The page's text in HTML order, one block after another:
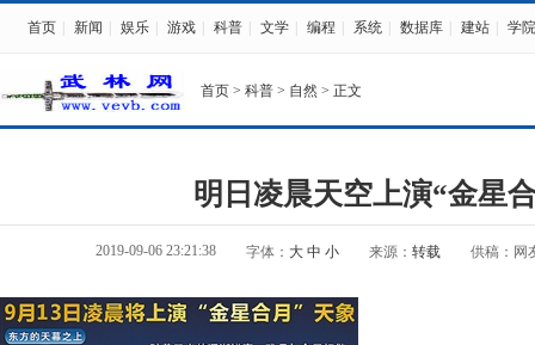
首页 新闻 娱乐 游戏 科普 文学 编程 系统 数据库 建站 学院
首页 > 科普 > 自然 > 正文
明日凌晨天空上演“金星
2019-09-06 23:21:38 字体： 大 中 小 来源： 转载 供稿：网